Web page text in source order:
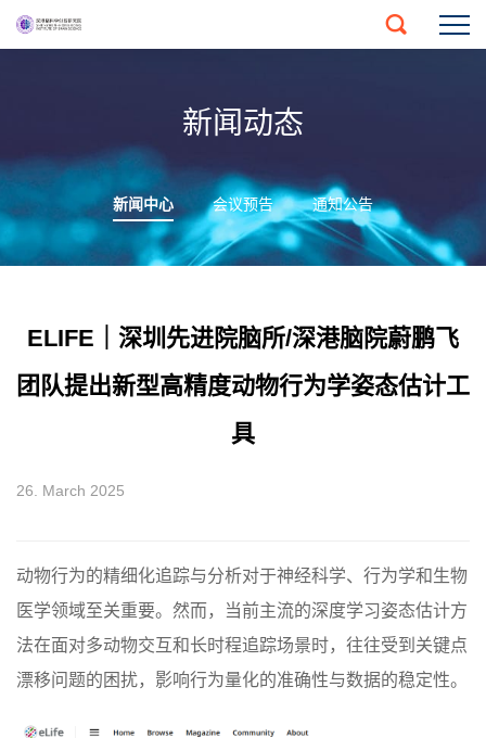
新闻动态
新闻中心 会议预告 通知公告
ELIFE｜深圳先进院脑所/深港脑院蔚鹏飞
团队提出新型高精度动物行为学姿态估计工
具
26. March 2025
动物行为的精细化追踪与分析对于神经科学、行为学和生物
医学领域至关重要。然而，当前主流的深度学习姿态估计方
法在面对多动物交互和长时程追踪场景时，往往受到关键点
漂移问题的困扰，影响行为量化的准确性与数据的稳定性。